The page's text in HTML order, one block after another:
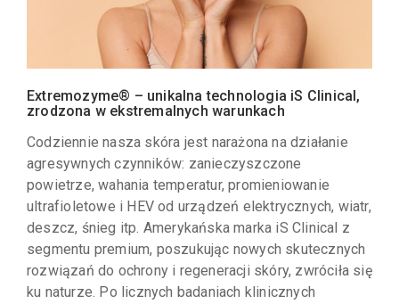
Extremozyme® – unikalna technologia iS Clinical,
zrodzona w ekstremalnych warunkach
Codziennie nasza skóra jest narażona na działanie
agresywnych czynników: zanieczyszczone
powietrze, wahania temperatur, promieniowanie
ultrafioletowe i HEV od urządzeń elektrycznych, wiatr,
deszcz, śnieg itp. Amerykańska marka iS Clinical z
segmentu premium, poszukując nowych skutecznych
rozwiązań do ochrony i regeneracji skóry, zwróciła się
ku naturze. Po licznych badaniach klinicznych